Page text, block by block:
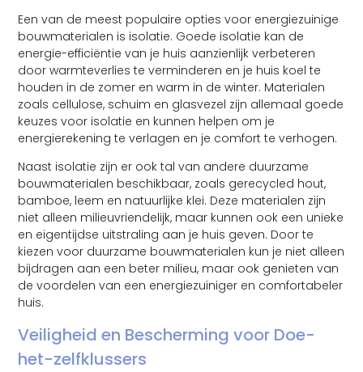
Een van de meest populaire opties voor energiezuinige
bouwmaterialen is isolatie. Goede isolatie kan de
energie-efficiëntie van je huis aanzienlijk verbeteren
door warmteverlies te verminderen en je huis koel te
houden in de zomer en warm in de winter. Materialen
zoals cellulose, schuim en glasvezel zijn allemaal goede
keuzes voor isolatie en kunnen helpen om je
energierekening te verlagen en je comfort te verhogen.
Naast isolatie zijn er ook tal van andere duurzame
bouwmaterialen beschikbaar, zoals gerecycled hout,
bamboe, leem en natuurlijke klei. Deze materialen zijn
niet alleen milieuvriendelijk, maar kunnen ook een unieke
en eigentijdse uitstraling aan je huis geven. Door te
kiezen voor duurzame bouwmaterialen kun je niet alleen
bijdragen aan een beter milieu, maar ook genieten van
de voordelen van een energiezuiniger en comfortabeler
huis.
Veiligheid en Bescherming voor Doe-
het-zelfklussers